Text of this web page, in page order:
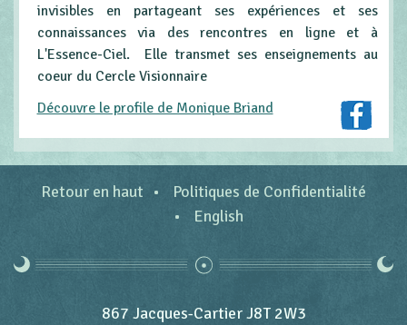
invisibles en partageant ses expériences et ses
connaissances via des rencontres en ligne et à
L'Essence-Ciel. Elle transmet ses enseignements au
coeur du Cercle Visionnaire
Découvre le profile de Monique Briand
Retour en haut
Politiques de Confidentialité
English
867 Jacques-Cartier J8T 2W3